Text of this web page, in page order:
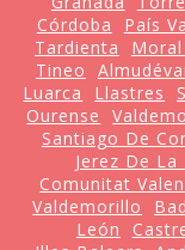
Córdoba
País
Tardienta
Tineo
Luarca
Llastres
Ourense
Santiago De
Jerez De La
Comunitat
Valdemorillo
León